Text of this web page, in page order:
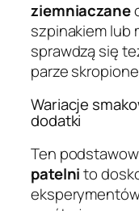
ziemniaczane
szpinakiem lub
sprawdzą się
parze
Wariacje
dodatki
Ten
patelnito